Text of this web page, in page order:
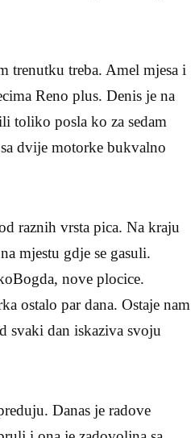
trenutku treba. Amel mjesa i
Reno plus. Denis je na
toliko posla ko za sedam
dvije motorke bukvalno
raznih vrsta pica. Na kraju
mjestu gdje se gasuli.
nove plocice.
ostalo par dana. Ostaje nam
svaki dan iskaziva svoju
Danas je radove